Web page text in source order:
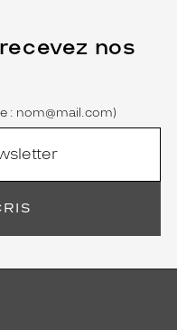
nos
: nom@mail.com)